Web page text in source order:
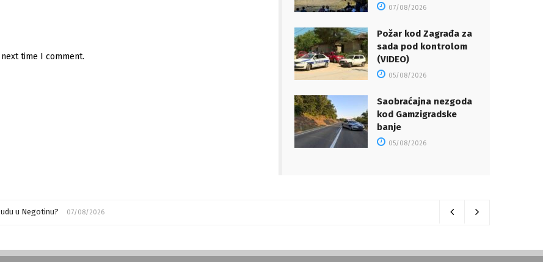
time I comment.
07/08/2026
Požar kod Zagrađa za
sada pod kontrolom
(VIDEO)
05/08/2026
Saobraćajna nezgoda
kod Gamzigradske
banje
05/08/2026
u Negotinu? 07/08/2026